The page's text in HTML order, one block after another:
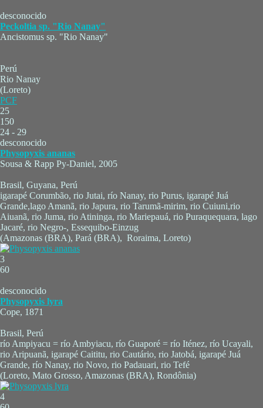
desconocido
Peckoltia sp. "Rio Nanay"
Ancistomus sp. "Rio Nanay"
Perú
Rio Nanay
(Loreto)
PCF
25
150
24 - 29
desconocido
Physopyxis ananas
Sousa & Rapp Py-Daniel, 2005
Brasil, Guyana, Perú
igarapé Corumbão, rio Jutai, río Nanay, rio Purus, igarapé Juá
Grande,lago Amanã, rio Japura, rio Tarumã-mirim, rio Cuiuni,rio
Aiuanã, rio Juma, rio Atininga, rio Mariepauá, rio Puraquequara, lago
Jacaré, rio Negro-, Essequibo-Einzug
(Amazonas (BRA), Pará (BRA), Roraima, Loreto)
3
60
desconocido
Physopyxis lyra
Cope, 1871
Brasil, Perú
río Ampiyacu = río Ambyiacu, río Guaporé = río Iténez, río Ucayali,
rio Aripuanã, igarapé Caititu, rio Cautário, rio Jatobá, igarapé Juá
Grande, río Nanay, rio Novo, rio Padauari, rio Tefé
(Loreto, Mato Grosso, Amazonas (BRA), Rondônia)
4